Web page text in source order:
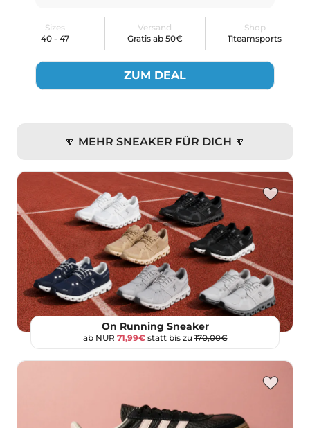
Sizes
40 - 47
Versand
Gratis ab 50€
Shop
11teamsports
ZUM DEAL
🔽 MEHR SNEAKER FÜR DICH 🔽
On Running Sneaker
ab NUR 71,99€statt bis zu170,00€